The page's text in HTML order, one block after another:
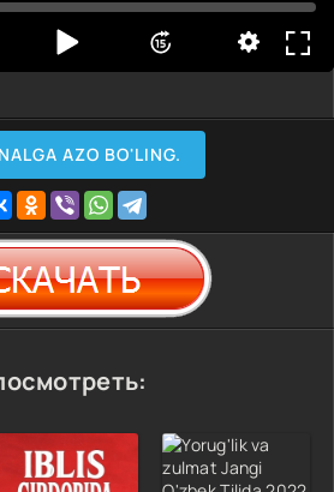
AZO BO'LING.